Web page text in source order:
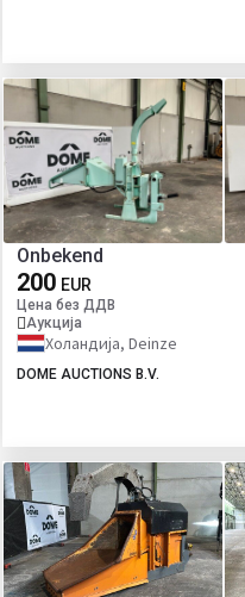
Onbekend
200 EUR
Цена без ДДВ
Аукција
Холандија, Deinze
DOME AUCTIONS B.V.